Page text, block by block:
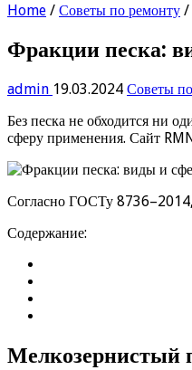
Home / Советы по ремонту /
Фракции песка:
admin 19.03.2024 Советы
Без песка не обходится ни
сферу применения. Сайт
Согласно ГОСТу 8736–2014,
Содержание:
Мелкозернистый